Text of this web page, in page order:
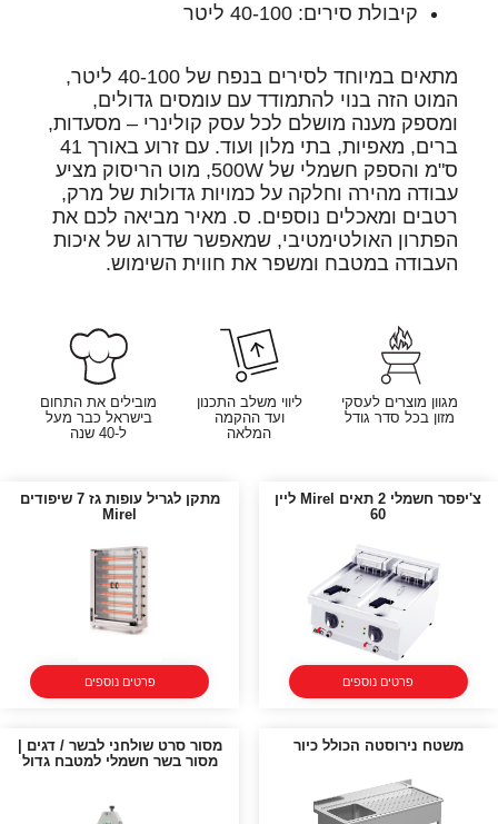
קיבולת סירים: 40-100 ליטר
מתאים במיוחד לסירים בנפח של 40-100 ליטר,
המוט הזה בנוי להתמודד עם עומסים גדולים,
ומספק מענה מושלם לכל עסק קולינרי – מסעדות,
ברים, מאפיות, בתי מלון ועוד. עם זרוע באורך 41
ס"מ והספק חשמלי של 500W, מוט הריסוק מציע
עבודה מהירה וחלקה על כמויות גדולות של מרק,
רטבים ומאכלים נוספים. ס. מאיר מביאה לכם את
הפתרון האולטימטיבי, שמאפשר שדרוג של איכות
העבודה במטבח ומשפר את חווית השימוש.
מגוון מוצרים לעסקי
מזון בכל סדר גודל
ליווי משלב התכנון
ועד ההקמה
המלאה
מובילים את התחום
בישראל כבר מעל
ל-40 שנה
צ'יפסר חשמלי 2 תאים Mirel ליין
60
פרטים נוספים
מתקן לגריל עופות גז 7 שיפודים
Mirel
פרטים נוספים
משטח נירוסטה הכולל כיור
מסור סרט שולחני לבשר / דגים |
מסור בשר חשמלי למטבח גדול